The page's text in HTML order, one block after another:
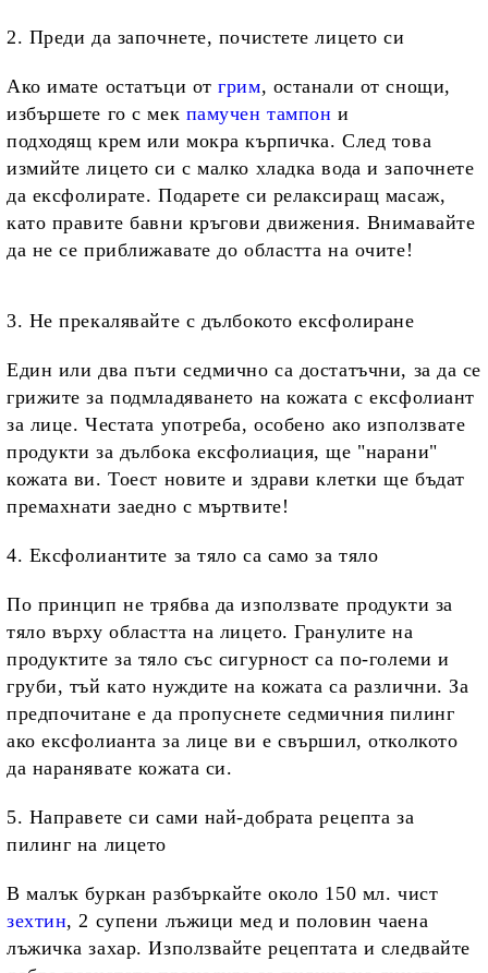
2. Преди да започнете, почистете лицето си
Ако имате остатъци отгрим, останали от снощи,
избършете го с мек памучен тампон и
подходящ крем или мокра кърпичка. След това
измийте лицето си с малко хладка вода и започнете
да ексфолирате. Подарете си релаксиращ масаж,
като правите бавни кръгови движения. Внимавайте
да не се приближавате до областта на очите!
3. Не прекалявайте с дълбокото ексфолиране
Един или два пъти седмично са достатъчни, за да се
грижите за подмладяването на кожата с ексфолиант
за лице. Честата употреба, особено ако използвате
продукти за дълбока ексфолиация, ще "нарани"
кожата ви. Тоест новите и здрави клетки ще бъдат
премахнати заедно с мъртвите!
4. Ексфолиантите за тяло са само за тяло
По принцип не трябва да използвате продукти за
тяло върху областта на лицето. Гранулите на
продуктите за тяло със сигурност са по-големи и
груби, тъй като нуждите на кожата са различни. За
предпочитане е да пропуснете седмичния пилинг
ако ексфолианта за лице ви е свършил, отколкото
да наранявате кожата си.
5. Направете си сами най-добрата рецепта за
пилинг на лицето
В малък буркан разбъркайте около 150 мл. чист
зехтин, 2 супени лъжици мед и половин чаена
лъжичка захар. Използвайте рецептата и следвайте